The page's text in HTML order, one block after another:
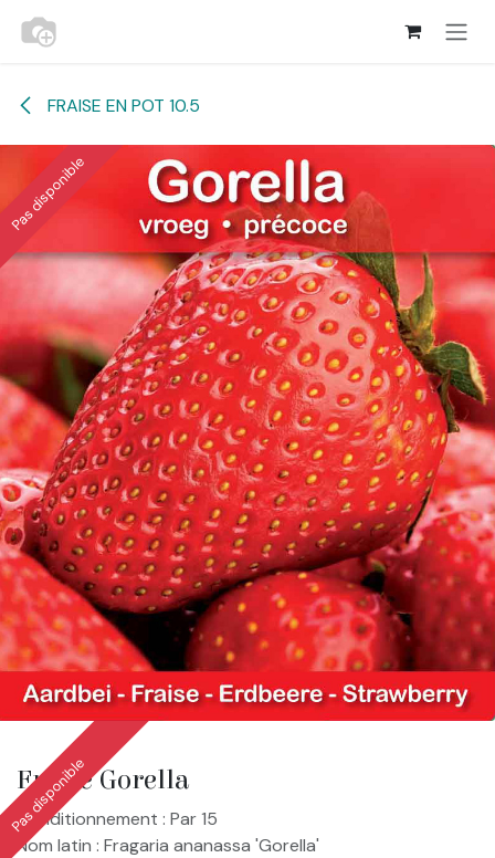
Se rendre au contenu
FRAISE EN POT 10.5
Pas disponible
Fraise Gorella
Pas disponible
Conditionnement : Par 15
Nom latin : Fragaria ananassa 'Gorella'